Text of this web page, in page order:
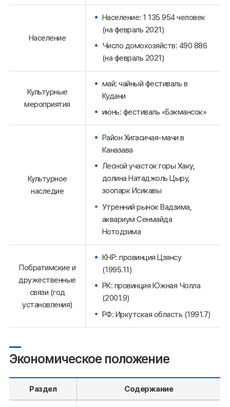
Население
Население: 1 135 954 человек
(на февраль 2021)
Число домохозяйств: 490 886
(на февраль 2021)
Культурные
мероприятия
май: чайный фестиваль в
Кудани
июнь: фестиваль «Бэкмансок»
Культурное
наследие
Район Хигасичая-мачи в
Каназава
Лесной участок горы Хаку,
долина Натаджоль Цыру,
зоопарк Исикавы
Утренний рынок Вадзима,
аквариум Сенмайда
Нотодзима
Побратимские и
дружественные
связи (год
установления)
КНР: провинция Цзянсу
(1995.11)
РК: провинция Южная Чолла
(2001.9)
РФ: Иркутская область (1991.7)
Экономическое положение
Раздел Содержание